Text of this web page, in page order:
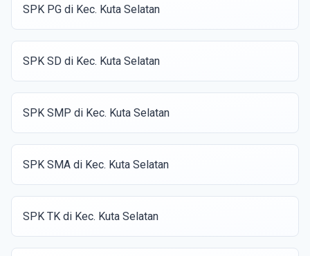
SPK PG di Kec. Kuta Selatan
SPK SD di Kec. Kuta Selatan
SPK SMP di Kec. Kuta Selatan
SPK SMA di Kec. Kuta Selatan
SPK TK di Kec. Kuta Selatan